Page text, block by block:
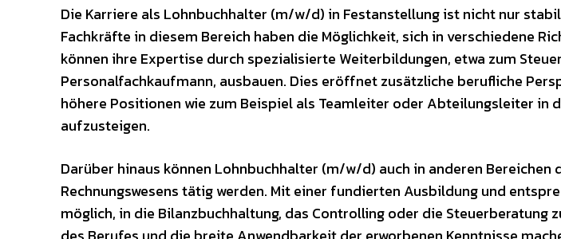
Die Karriere als Lohnbuchhalter (m/w/d) in Festanstellung ist nicht nur
Fachkräfte in diesem Bereich haben die Möglichkeit, sich in verschiedene
können ihre Expertise durch spezialisierte Weiterbildungen, etwa zum
Personalfachkaufmann, ausbauen. Dies eröffnet zusätzliche berufliche
höhere Positionen wie zum Beispiel als Teamleiter oder Abteilungsleiter in
aufzusteigen.
Darüber hinaus können Lohnbuchhalter (m/w/d) auch in anderen Bereichen
Rechnungswesens tätig werden. Mit einer fundierten Ausbildung und
möglich, in die Bilanzbuchhaltung, das Controlling oder die Steuerberatung